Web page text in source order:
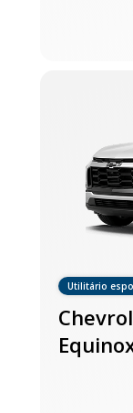
Utilitário